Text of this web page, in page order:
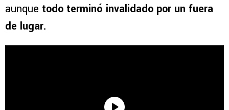
aunque todo terminó invalidado por un fuera
de lugar.